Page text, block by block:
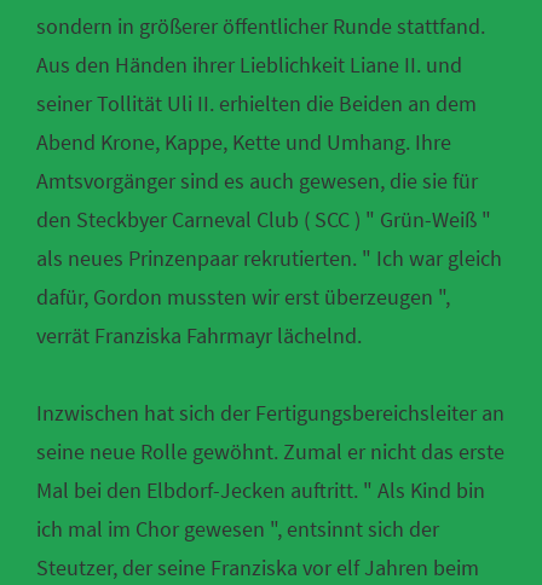
sondern in größerer öffentlicher Runde stattfand.
Aus den Händen ihrer Lieblichkeit Liane II. und
seiner Tollität Uli II. erhielten die Beiden an dem
Abend Krone, Kappe, Kette und Umhang. Ihre
Amtsvorgänger sind es auch gewesen, die sie für
den Steckbyer Carneval Club ( SCC ) " Grün-Weiß "
als neues Prinzenpaar rekrutierten. " Ich war gleich
dafür, Gordon mussten wir erst überzeugen ",
verrät Franziska Fahrmayr lächelnd.
Inzwischen hat sich der Fertigungsbereichsleiter an
seine neue Rolle gewöhnt. Zumal er nicht das erste
Mal bei den Elbdorf-Jecken auftritt. " Als Kind bin
ich mal im Chor gewesen ", entsinnt sich der
Steutzer, der seine Franziska vor elf Jahren beim